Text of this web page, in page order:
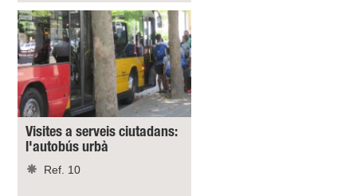
Visites a serveis ciutadans:
l'autobús urbà
Ref. 10